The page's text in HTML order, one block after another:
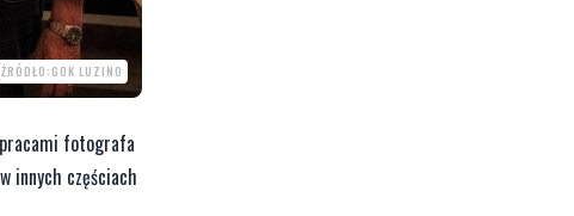
ŹRÓDŁO:GOK LUZINO
pracami fotografa
innych częściach